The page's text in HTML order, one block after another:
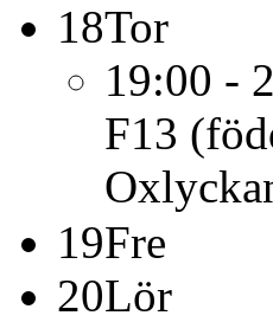
18Tor
19:00 -
F13
19Fre
20Lör